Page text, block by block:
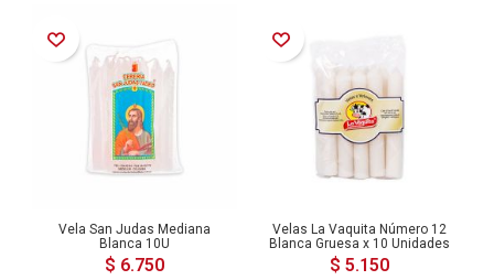
Añadir a la Lista de Deseos
Vela San Judas Mediana
Blanca 10U
$ 6.750
Añadir a la Lista de Deseos
Velas La Vaquita Número 12
Blanca Gruesa x 10 Unidades
$ 5.150